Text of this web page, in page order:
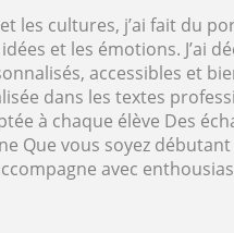
les cultures, j’ai fait du
et les émotions. J’ai
accessibles et
dans les textes
à chaque élève Des
Que vous soyez
avec